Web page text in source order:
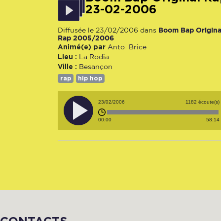
23-02-2006
Diffusée le 23/02/2006 dans Boom Bap
Rap 2005/2006
Animé(e) par Anto Brice
Lieu : La Rodia
Ville : Besançon
rap hip hop
23/02/2006 1182 écoute(s)
00:00 58:14